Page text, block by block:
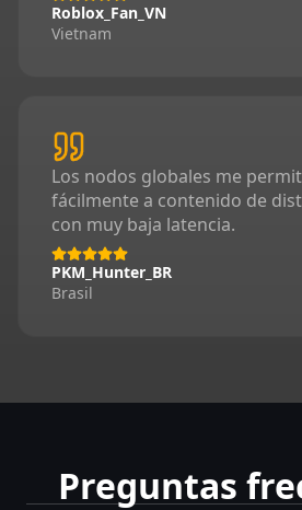
Roblox_Fan_VN
Vietnam
Los nodos globales me
fácilmente a contenido de
con muy baja latencia.
PKM_Hunter_BR
Brasil
Preguntas